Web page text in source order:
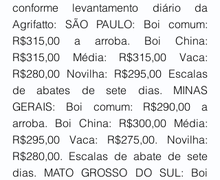
conforme levantamento diário da
Agrifatto: SÃO PAULO: Boi comum:
R$315,00 a arroba. Boi China:
R$315,00 Média: R$315,00 Vaca:
R$280,00 Novilha: R$295,00 Escalas
de abates de sete dias. MINAS
GERAIS: Boi comum: R$290,00 a
arroba. Boi China: R$300,00 Média:
R$295,00 Vaca: R$275,00. Novilha:
R$280,00. Escalas de abate de sete
dias. MATO GROSSO DO SUL: Boi